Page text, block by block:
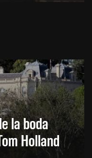
la boda
Holland